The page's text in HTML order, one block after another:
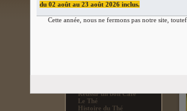
QUEL CAFÉ AIMEZ-VOUS
?
Réussir un bon Café
Le Thé
Histoire du Thé
du 02 août au 23 août 2026 inclus.
Cette année, nous ne fermons pas notre site,